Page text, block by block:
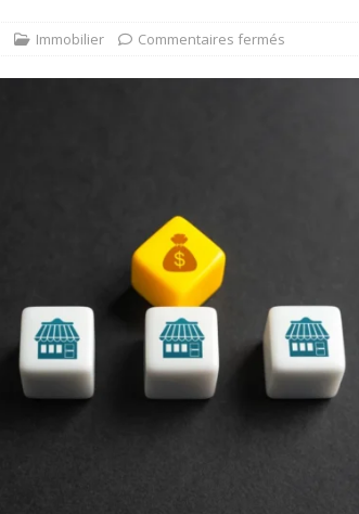
Immobilier Commentaires fermés